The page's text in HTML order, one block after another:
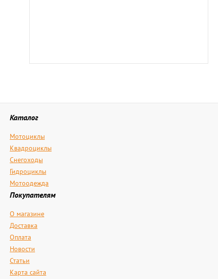
Каталог
Мотоциклы
Квадроциклы
Снегоходы
Гидроциклы
Мотоодежда
Покупателям
О магазине
Доставка
Оплата
Новости
Статьи
Карта сайта